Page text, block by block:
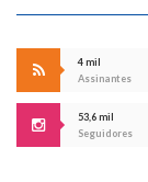
4 mil
Assinantes
53,6 mil
Seguidores